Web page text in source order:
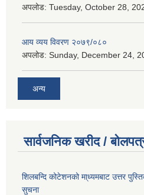
अपलोड: Tuesday, October 28,
आय व्यय विवरण २०७९/०८०
अपलोड: Sunday, December 24,
अन्य
सार्वजनिक खरीद /
शिलबन्दि कोटेशनको मा्ध्यमबाट उत्तर
सुचना